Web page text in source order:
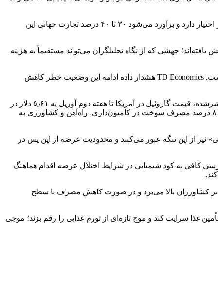
بر اساس گزارش TD Economics، منطقه خلیج فارس سهم بزرگی از تجارت جهانی کودهای مبتنی بر نیتروژن، از جمله اوره و آمونیاک، را در اختیار دارد و برآورد می‌شود ۳۰ تا ۴۰ درصد تجارت جهانی این
واکنش نشان داده است. طبق همین گزارش، شاخص‌های قیمت اوره در هفته‌های اخیر بیش از ۵۰ درصد افزایش یافته‌اند؛ جهشی که از نگاه تحلیلگران می‌تواند مستقیماً به هزینه
کودهای ازته به‌طور مستقیم به گاز طبیعی وابسته‌اند و هم‌زمانی اختلال در صادرات انرژی و کود، فشار مضاعفی بر کشاورزان وارد کرده است. TD Economics هشدار داده ادامه این وضعیت خطر کاهش
نگرانی فقط محدود به کود نیست. بازار گازوئیل، که ستون فقرات حمل‌ونقل و کشاورزی است، نیز تحت فشار قرار دارد. طبق داده‌های منتشرشده، قیمت گازوئیل در آمریکا تا هفته دوم آوریل به ۵٫۶۱ دلار در
هر گالن رسیده که ۴۵ درصد بالاتر از سطح پیش از جنگ است و تنها حدود ۲۰ سنت با اوج‌های سال ۲۰۲۲ فاصله دارد. با توجه به اینکه ۷۰ تا ۸۰ درصد مصرف سوخت در کامیون‌داری، راه‌آهن و کشاورزی به
نیز از این تنگه عبور می‌کنند و محدودیت عرضه از این پس در
جهانی خواسته برای تضمین دسترسی کافی به کود شیمیایی در شرایط اختلال عرضه اقدام هماهنگ
را بر کشاورزان بالا می‌برد و در صورت کاهش مصرف یا سطح
غذا سرایت کند و موج تازه‌ای از تورم غذایی را رقم بزند؛ موجی